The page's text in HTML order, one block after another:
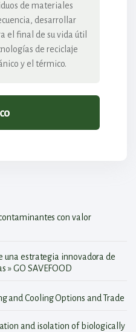
de materiales
desarrollar
el final de su vida útil
de reciclaje
y el térmico.
con valor
una estrategia innovadora de
» GO SAVEFOOD
and Cooling Options and Trade
and isolation of biologically